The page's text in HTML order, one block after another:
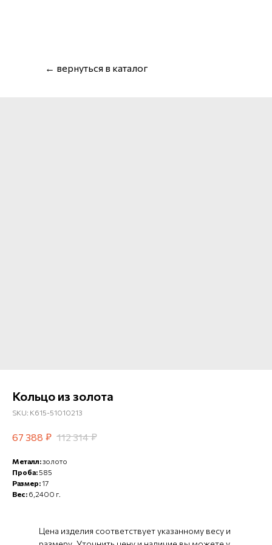
← вернуться в каталог
Кольцо из золота
SKU: К615-51010213
67 388 ₽ 112 314 ₽
Металл:золото
Проба:585
Размер:17
Вес: 6,2400 г.
Цена изделия соответствует указанному весу и